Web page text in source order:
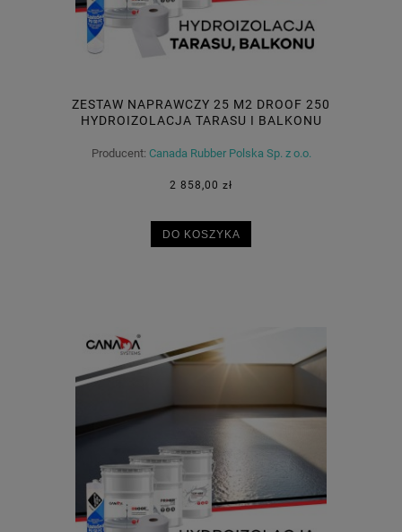
ZESTAW NAPRAWCZY 25 M2 DROOF 250
HYDROIZOLACJA TARASU I BALKONU
Producent: Canada Rubber Polska Sp. z o.o.
2 858,00 zł
DO KOSZYKA